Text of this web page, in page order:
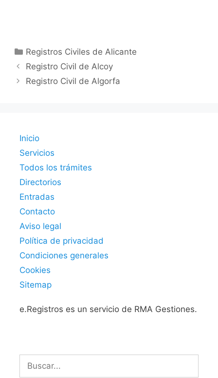
Categorías
Registros Civiles de Alicante
Registro Civil de Alcoy
Registro Civil de Algorfa
Inicio
Servicios
Todos los trámites
Directorios
Entradas
Contacto
Aviso legal
Política de privacidad
Condiciones generales
Cookies
Sitemap
e.Registros es un servicio de RMA Gestiones.
Buscar: